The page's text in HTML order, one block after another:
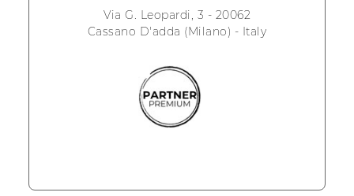
Via G. Leopardi, 3 - 20062
Cassano D'adda (Milano) - Italy